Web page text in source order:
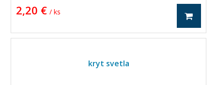
2,20 € / ks
kryt svetla